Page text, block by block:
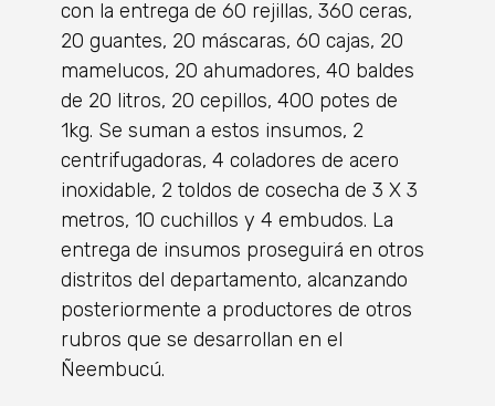
con la entrega de 60 rejillas, 360 ceras,
20 guantes, 20 máscaras, 60 cajas, 20
mamelucos, 20 ahumadores, 40 baldes
de 20 litros, 20 cepillos, 400 potes de
1kg. Se suman a estos insumos, 2
centrifugadoras, 4 coladores de acero
inoxidable, 2 toldos de cosecha de 3 X 3
metros, 10 cuchillos y 4 embudos. La
entrega de insumos proseguirá en otros
distritos del departamento, alcanzando
posteriormente a productores de otros
rubros que se desarrollan en el
Ñeembucú.